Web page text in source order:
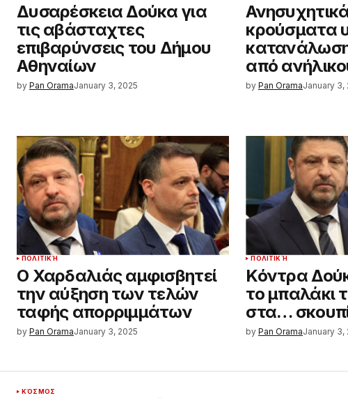
Δυσαρέσκεια Δούκα για
τις αβάσταχτες
επιβαρύνσεις του Δήμου
Αθηναίων
by Pan OramaJanuary 3, 2025
κρούσματα
από
by Pan OramaJanuary 3,
ΠΟΛΙΤΙΚΉ
Ο Χαρδαλιάς αμφισβητεί
την αύξηση των τελών
ταφής απορριμμάτων
by Pan OramaJanuary 3, 2025
ΠΟΛΙΤΙΚΉ
Κόντρα
το μπαλάκι
στα…
by Pan OramaJanuary 3,
ΚΌΣΜΟΣ